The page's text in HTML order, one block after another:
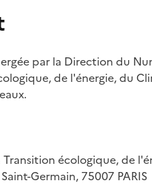
par la Direction du
de l'énergie, du
Transition écologique, de
Germain, 75007 PARIS